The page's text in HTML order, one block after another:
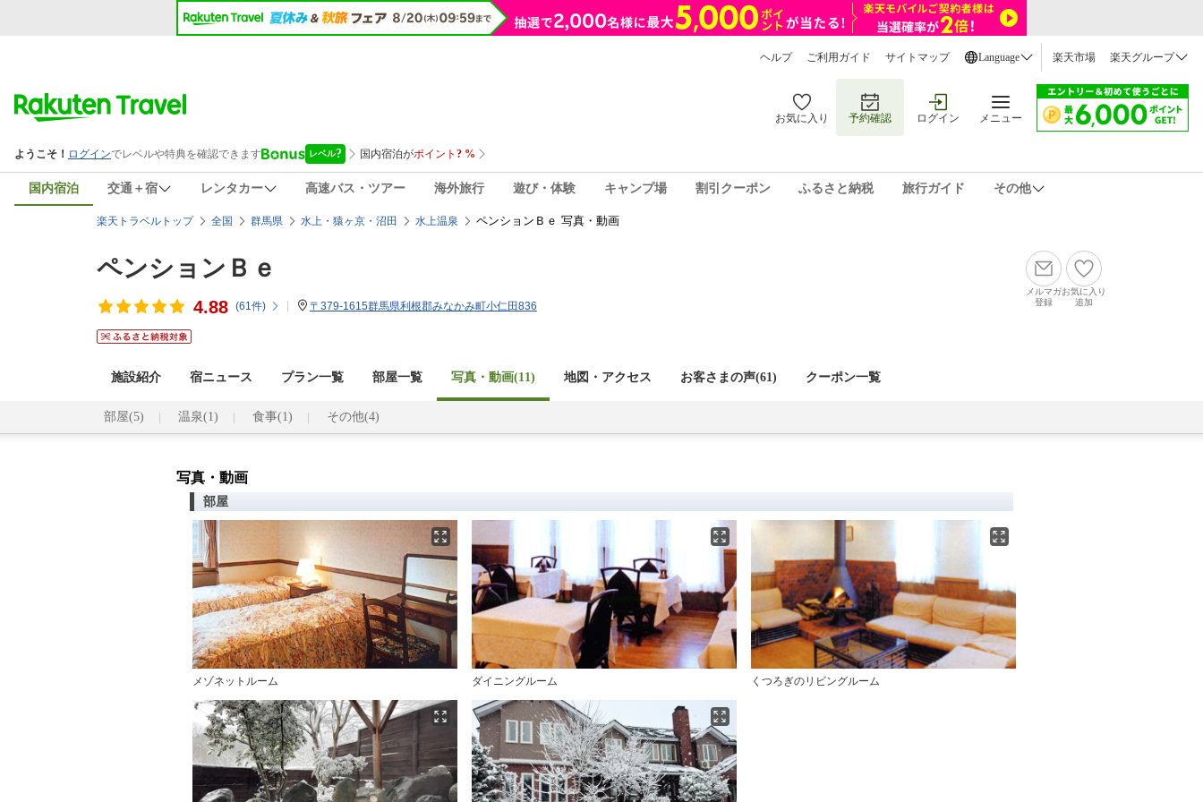
ヘルプ ご利用ガイド サイトマップ Language 楽天市場 楽天グループ
お気に入り 予約確認 ログイン メニュー
国内宿泊 交通＋宿 レンタカー 高速バス・ツアー 海外旅行 遊び・体験 キャンプ場 割引クーポン ふるさと納税 旅行ガイド その他
楽天トラベルトップ 全国 群馬県 水上・猿ヶ京・沼田 水上温泉 ペンションＢｅ 写真・動画
ペンションＢｅ
4.88 (61件) 〒379-1615群馬県利根郡みなかみ町小仁田836
メルマガ
登録
お気に入り
追加
施設紹介 宿ニュース プラン一覧 部屋一覧 写真・動画(11) 地図・アクセス お客さまの声(61) クーポン一覧
部屋(5) 温泉(1) 食事(1) その他(4)
写真・動画
部屋
メゾネットルーム ダイニングルーム くつろぎのリビングルーム